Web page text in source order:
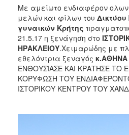
2020
2019
2018
2017
2016
2015
2011
Με αμείωτο ενδιαφέρον
μελών και φίλων του
γυναικών Κρήτης
21.5.17 η ξενάγηση στο
ΗΡΑΚΛΕΙΟΥ.Χειμαρώδης με
εθελόντρια ξεναγός
ΕΝΘΟΥΣΊΑΣΕ ΚΑΙ ΚΡΑΤΗΣΕ
ΚΟΡΥΦΩΣΗ ΤΟΥ
ΙΣΤΟΡΙΚΟΥ ΚΕΝΤΡΟΥ ΤΟΥ